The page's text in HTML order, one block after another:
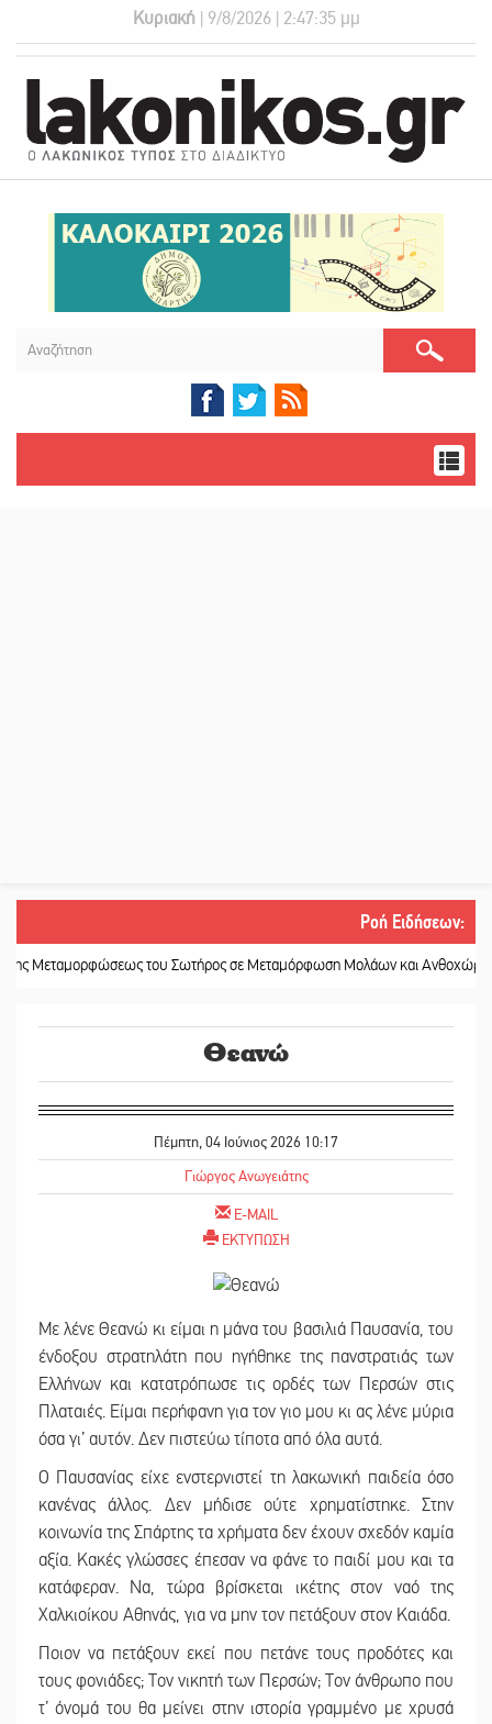
Κυριακή | 9/8/2026 | 2:47:36 μμ
Ροή Ειδήσεων:
του Σωτήρος σε Μεταμόρφωση Μολάων και Ανθοχώρι || Είκοσι
Θεανώ
Πέμπτη, 04 Ιούνιος 2026 10:17
Γιώργος Ανωγειάτης
E-MAIL
ΕΚΤΥΠΩΣΗ
Με λένε Θεανώ κι είμαι η μάνα του βασιλιά Παυσανία, του
ένδοξου στρατηλάτη που ηγήθηκε της πανστρατιάς των
Ελλήνων και κατατρόπωσε τις ορδές των Περσών στις
Πλαταιές. Είμαι περήφανη για τον γιο μου κι ας λένε μύρια
όσα γι’ αυτόν. Δεν πιστεύω τίποτα από όλα αυτά.
Ο Παυσανίας είχε ενστερνιστεί τη λακωνική παιδεία όσο
κανένας άλλος. Δεν μήδισε ούτε χρηματίστηκε. Στην
κοινωνία της Σπάρτης τα χρήματα δεν έχουν σχεδόν καμία
αξία. Κακές γλώσσες έπεσαν να φάνε το παιδί μου και τα
κατάφεραν. Να, τώρα βρίσκεται ικέτης στον ναό της
Χαλκιοίκου Αθηνάς, για να μην τον πετάξουν στον Καιάδα.
Ποιον να πετάξουν εκεί που πετάνε τους προδότες και
τους φονιάδες; Τον νικητή των Περσών; Τον άνθρωπο που
τ’ όνομά του θα μείνει στην ιστορία γραμμένο με χρυσά